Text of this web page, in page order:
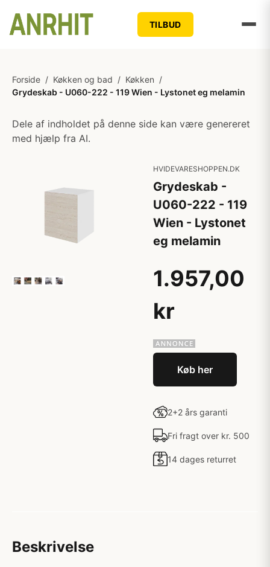
TILBUD
Forside / Køkken og bad / Køkken /
Grydeskab - U060-222 - 119 Wien - Lystonet eg melamin
Dele af indholdet på denne side kan være genereret
med hjælp fra AI.
HVIDEVARESHOPPEN.DK
Grydeskab -
U060-222 - 119
Wien - Lystonet
eg melamin
1.957,00
kr
Køb her
2+2 års garanti
Fri fragt over kr. 500
14 dages returret
Beskrivelse